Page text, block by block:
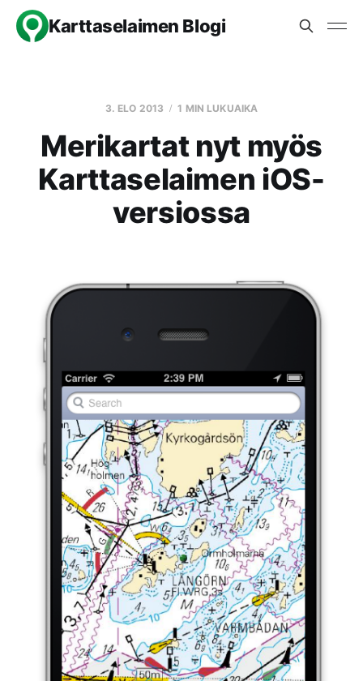
Karttaselaimen Blogi
3. ELO 2013 1 MIN LUKUAIKA
Merikartat nyt myös
Karttaselaimen iOS-
versiossa